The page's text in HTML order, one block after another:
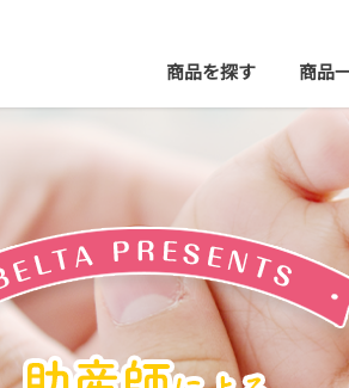
商品を探す 商品